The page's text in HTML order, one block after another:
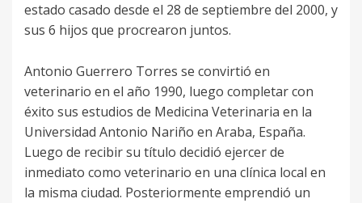
estado casado desde el 28 de septiembre del 2000, y
sus 6 hijos que procrearon juntos.
Antonio Guerrero Torres se convirtió en
veterinario en el año 1990, luego completar con
éxito sus estudios de Medicina Veterinaria en la
Universidad Antonio Nariño en Araba, España.
Luego de recibir su título decidió ejercer de
inmediato como veterinario en una clínica local en
la misma ciudad. Posteriormente emprendió un